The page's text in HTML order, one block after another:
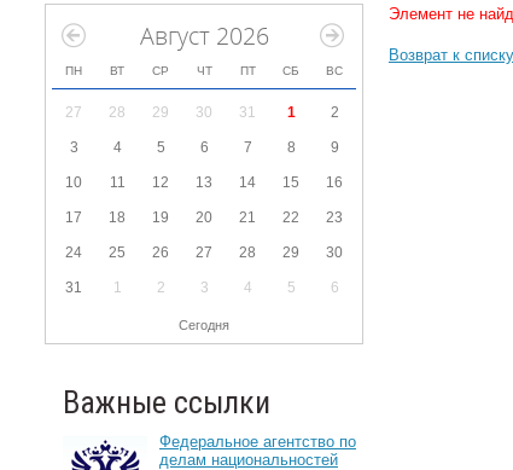
Август 2026
ПН ВТ СР ЧТ ПТ СБ ВС
27 28 29 30 31 1 2
3 4 5 6 7 8 9
10 11 12 13 14 15 16
17 18 19 20 21 22 23
24 25 26 27 28 29 30
31 1 2 3 4 5 6
Сегодня
Важные ссылки
Федеральное агентство по
делам национальностей
Элемент не
Возврат к списку